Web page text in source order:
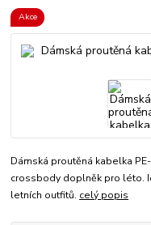
Akce
Dámská proutěná kabelka
crossbody doplněk pro léto.
letních outfitů. celý popis